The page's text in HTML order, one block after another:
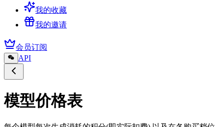
我的收藏
我的邀请
会员订阅
API
模型价格表